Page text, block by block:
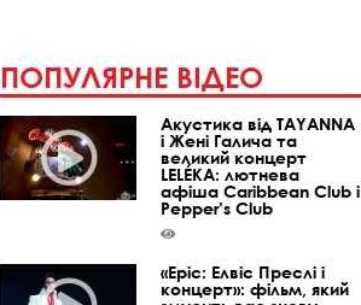
ПОПУЛЯРНЕ ВІДЕО
Акустика від TAYANNA
і Жені Галича та
великий концерт
LELÉKA: лютнева
афіша Caribbean Club і
Pepper’s Club
«Epic: Елвіс Преслі і
концерт»: фільм, який